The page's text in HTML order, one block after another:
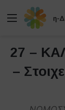
Μενού
27 –
–